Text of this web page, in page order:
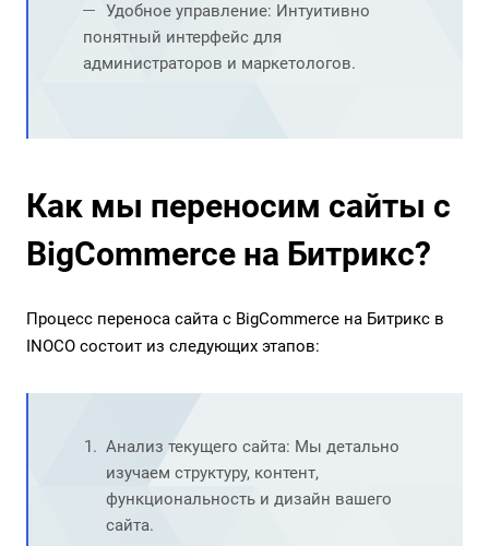
Удобное управление: Интуитивно
понятный интерфейс для
администраторов и маркетологов.
Как мы переносим сайты с
BigCommerce на Битрикс?
Процесс переноса сайта с BigCommerce на Битрикс в
INOCO состоит из следующих этапов:
Анализ текущего сайта: Мы детально
изучаем структуру, контент,
функциональность и дизайн вашего
сайта.